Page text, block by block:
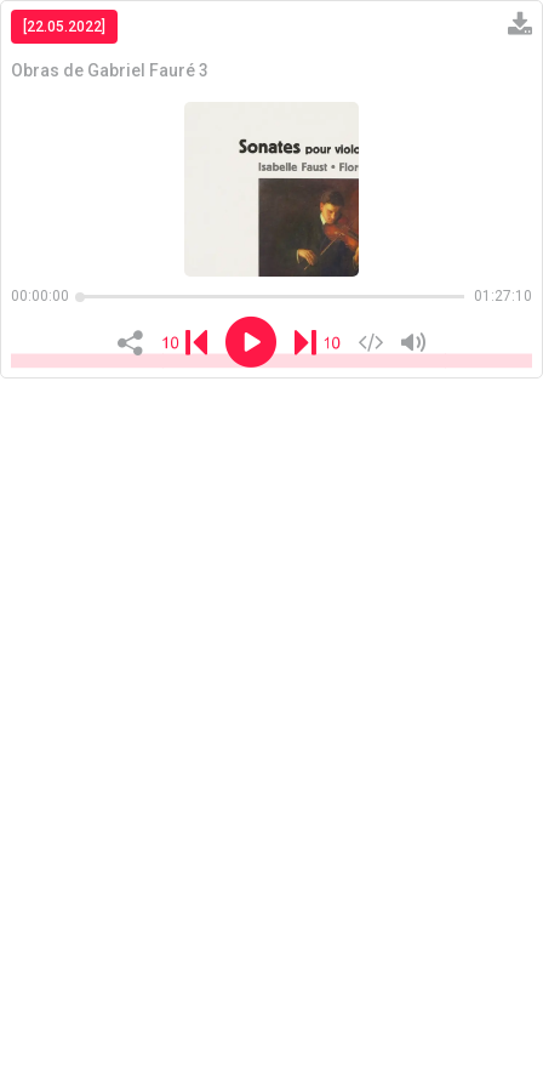
[22.05.2022]
Obras de Gabriel Fauré 3
00:00:00 01:27:10